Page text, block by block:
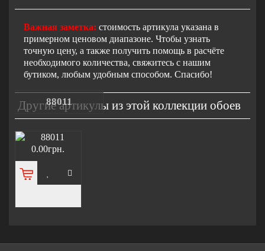
Важная заметка: стоимость артикула указана в
примерном ценовом диапазоне. Чтобы узнать
точную цену, а также получить помощь в расчёте
необходимого количества, свяжитесь с нашим
бутиком, любым удобным способом. Спасибо!
Другие артикулы из этой коллекции обоев
88011
0.00грн.